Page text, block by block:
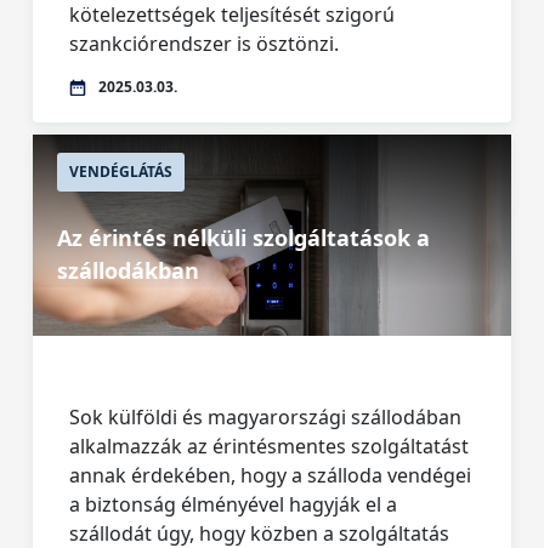
kötelezettségek teljesítését szigorú
szankciórendszer is ösztönzi.
2025.03.03.
VENDÉGLÁTÁS
Az érintés nélküli szolgáltatások a
szállodákban
Sok külföldi és magyarországi szállodában
alkalmazzák az érintésmentes szolgáltatást
annak érdekében, hogy a szálloda vendégei
a biztonság élményével hagyják el a
szállodát úgy, hogy közben a szolgáltatás